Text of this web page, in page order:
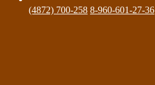
(4872) 700-258 8-960-601-27-36